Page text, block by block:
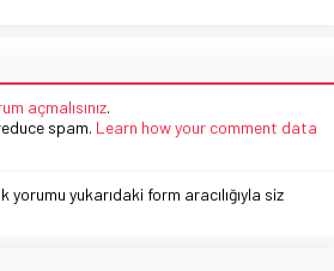
açmalısınız.
spam. Learn how your comment data
yorumu yukarıdaki form aracılığıyla siz